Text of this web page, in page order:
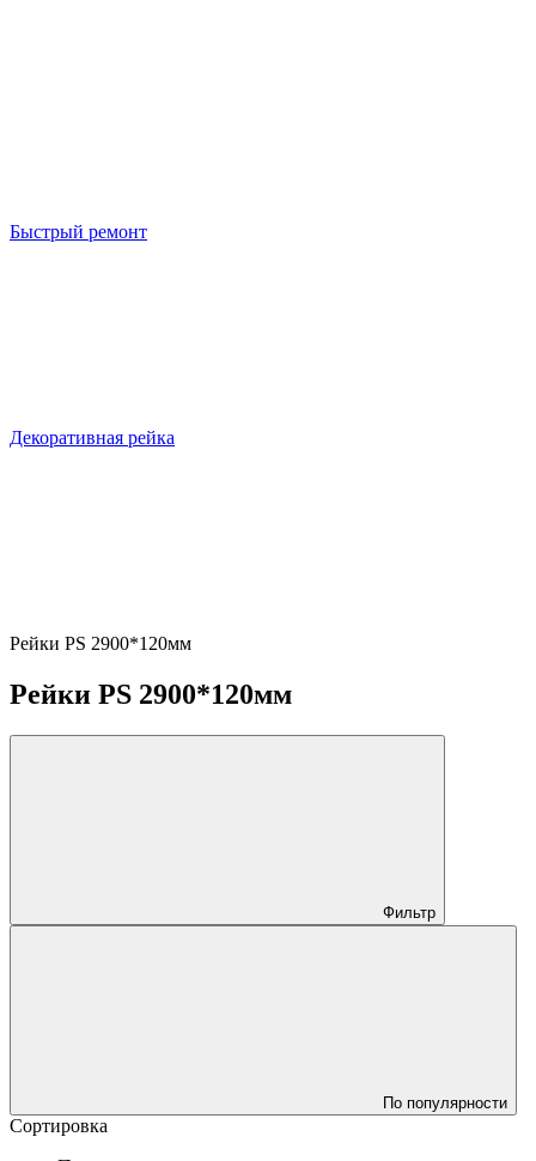
Быстрый ремонт
Декоративная рейка
Рейки PS 2900*120мм
Рейки PS 2900*120мм
Фильтр
По популярности
Сортировка